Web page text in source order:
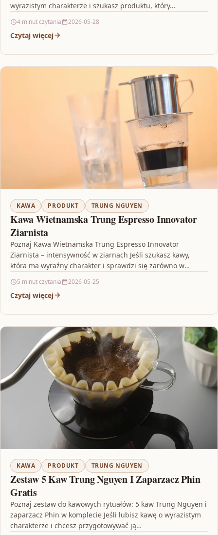
wyrazistym charakterze i szukasz produktu, który…
4 minut czytania 2026-05-28
Czytaj więcej
KAWA PRODUKT TRUNG NGUYEN
Kawa Wietnamska Trung Espresso Innovator
Ziarnista
Poznaj Kawa Wietnamska Trung Espresso Innovator
Ziarnista – intensywność w ziarnach Jeśli szukasz kawy,
która ma wyraźny charakter i sprawdzi się zarówno w
5 minut czytania 2026-05-25
Czytaj więcej
KAWA PRODUKT TRUNG NGUYEN
Zestaw 5 Kaw Trung Nguyen I Zaparzacz Phin
Gratis
Poznaj zestaw do kawowych rytuałów: 5 kaw Trung Nguyen i
zaparzacz Phin w komplecie Jeśli lubisz kawę o wyrazistym
charakterze i chcesz przygotowywać ją…